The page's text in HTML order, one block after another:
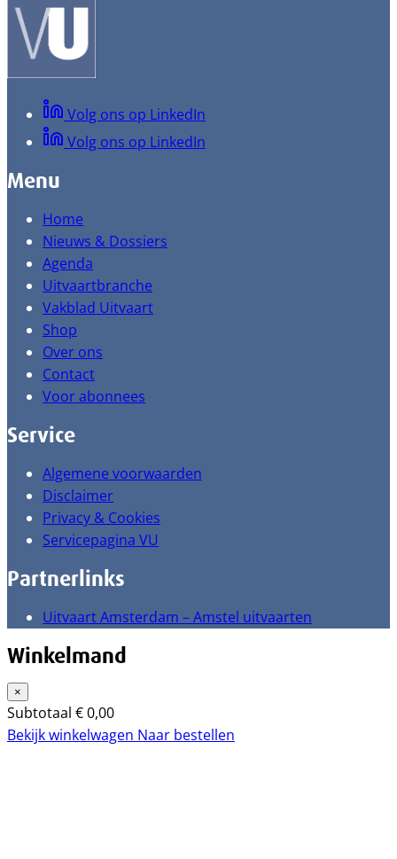
Volg ons op LinkedIn
Volg ons op LinkedIn
Menu
Home
Nieuws & Dossiers
Agenda
Uitvaartbranche
Vakblad Uitvaart
Shop
Over ons
Contact
Voor abonnees
Service
Algemene voorwaarden
Disclaimer
Privacy & Cookies
Servicepagina VU
Partnerlinks
Uitvaart Amsterdam – Amstel uitvaarten
Winkelmand
×
Subtotaal €0,00
Bekijk winkelwagen Naar bestellen